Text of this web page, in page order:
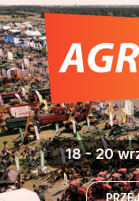
18 - 20